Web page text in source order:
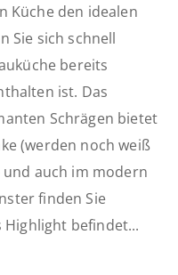
Küche den idealen
Sie sich schnell
bereits
ist. Das
Schrägen bietet
(werden noch weiß
auch im modern
finden Sie
Highlight befindet...